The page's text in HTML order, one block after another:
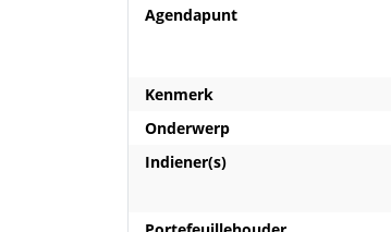
Agendapunt
Kenmerk
Onderwerp
Indiener(s)